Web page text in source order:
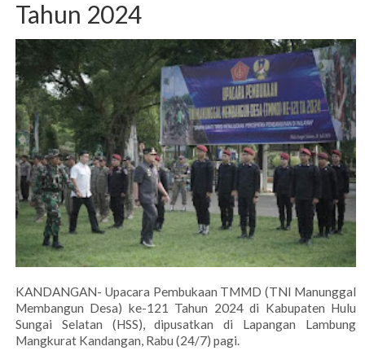
Tahun 2024
KANDANGAN- Upacara Pembukaan TMMD (TNI Manunggal
Membangun Desa) ke-121 Tahun 2024 di Kabupaten Hulu
Sungai Selatan (HSS), dipusatkan di Lapangan Lambung
Mangkurat Kandangan, Rabu (24/7) pagi.